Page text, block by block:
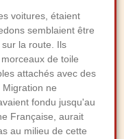
voitures, étaient
semblaient être
la route. Ils
de toile
attachés avec des
ne
fondu jusqu'au
Française, aurait
au milieu de cette